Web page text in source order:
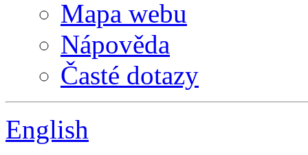
Mapa webu
Nápověda
Časté dotazy
English